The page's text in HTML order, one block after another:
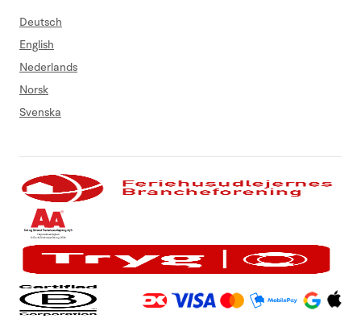
Deutsch
English
Nederlands
Norsk
Svenska